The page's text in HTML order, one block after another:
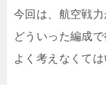
る…最後は、指定4人
干悩ましいですがとり
突入せよは2-5任務！
今回は、航空戦
どういった編成
よく考えなくては